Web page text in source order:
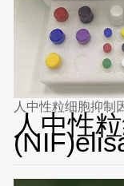
人中性粒细胞抑制
人中性